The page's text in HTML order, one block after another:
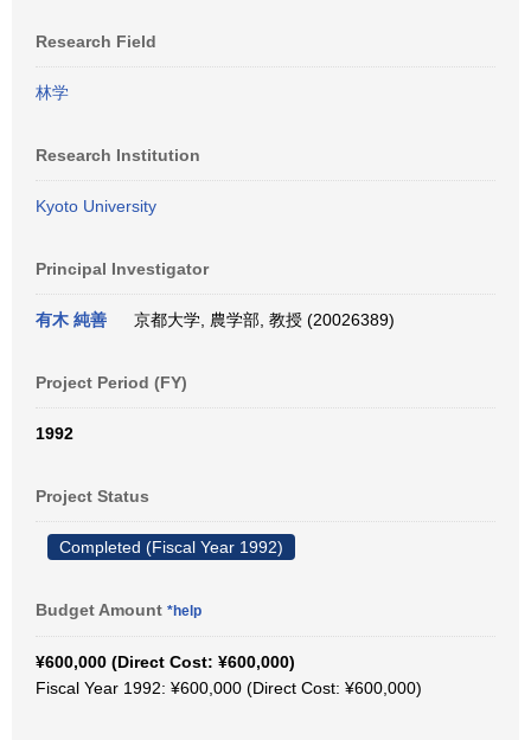
Research Field
林学
Research Institution
Kyoto University
Principal Investigator
有木 純善 京都大学, 農学部, 教授 (20026389)
Project Period (FY)
1992
Project Status
Completed (Fiscal Year 1992)
Budget Amount *help
¥600,000 (Direct Cost: ¥600,000)
Fiscal Year 1992: ¥600,000 (Direct Cost: ¥600,000)